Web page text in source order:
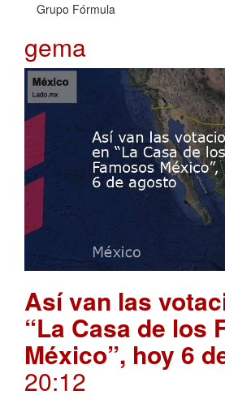
Grupo Fórmula
gema
Así van las
“La Casa de los
México”, hoy 6
20:12